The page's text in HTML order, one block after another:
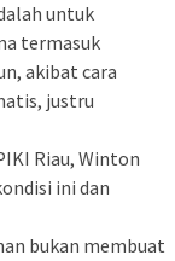
untuk
termasuk
akibat cara
justru
Riau, Winton
ini dan
bukan membuat